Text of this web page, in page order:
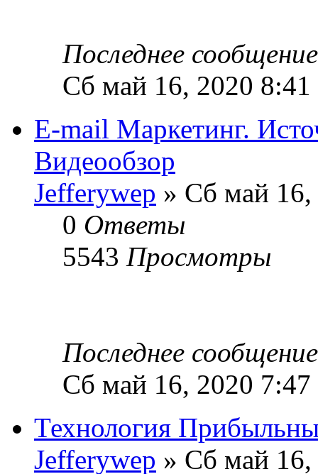
Последнее
Сб май 16, 2020 8:41
E-mail Маркетинг.
Видеообзор
Jefferywep » Сб май 16,
0 Ответы
5543 Просмотры
Последнее
Сб май 16, 2020 7:47
Технология
Jefferywep » Сб май 16,